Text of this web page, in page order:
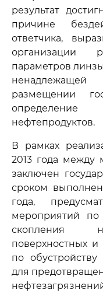
результат
причине
ответчика,
организации
параметров
ненадлежащей
размещении
определение
нефтепродуктов.
В рамках
2013 года между
заключен
сроком
года,
мероприятий по
скопления
поверхностных
по
для